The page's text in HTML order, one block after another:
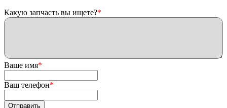
Какую запчасть вы ищете?*
Ваше имя*
Ваш телефон*